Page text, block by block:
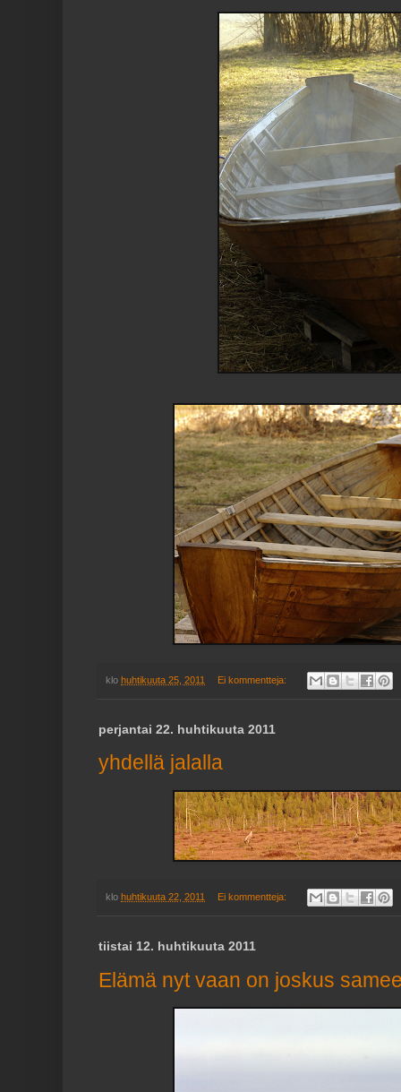
klo huhtikuuta 25, 2011 Ei kommentteja:
perjantai 22. huhtikuuta 2011
yhdellä jalalla
klo huhtikuuta 22, 2011 Ei kommentteja:
tiistai 12. huhtikuuta 2011
Elämä nyt vaan on joskus